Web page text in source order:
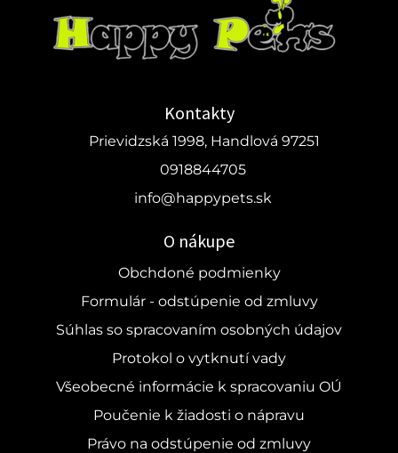
Kontakty
Prievidzská 1998, Handlová 97251
0918844705
info@happypets.sk
O nákupe
Obchdoné podmienky
Formulár - odstúpenie od zmluvy
Súhlas so spracovaním osobných údajov
Protokol o vytknutí vady
Všeobecné informácie k spracovaniu OÚ
Poučenie k žiadosti o nápravu
Právo na odstúpenie od zmluvy